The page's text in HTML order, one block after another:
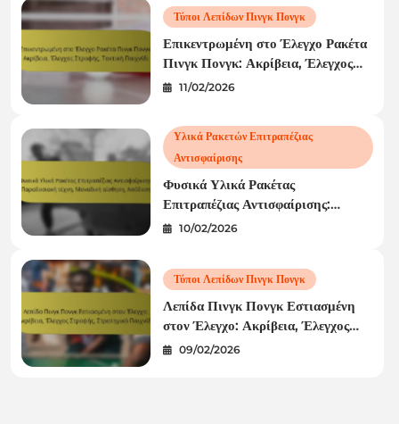
Τύποι Λεπίδων Πινγκ Πονγκ
Επικεντρωμένη στο Έλεγχο Ρακέτα
Πινγκ Πονγκ: Ακρίβεια, Έλεγχος
Στροφής, Τακτική Παιχνίδι
11/02/2026
Υλικά Ρακετών Επιτραπέζιας
Αντισφαίρισης
Φυσικά Υλικά Ρακέτας
Επιτραπέζιας Αντισφαίρισης:
Παραδοσιακή τέχνη, Μοναδική
10/02/2026
Τύποι Λεπίδων Πινγκ Πονγκ
Λεπίδα Πινγκ Πονγκ Εστιασμένη
στον Έλεγχο: Ακρίβεια, Έλεγχος
Στροφής, Στρατηγικό Παιχνίδι
09/02/2026